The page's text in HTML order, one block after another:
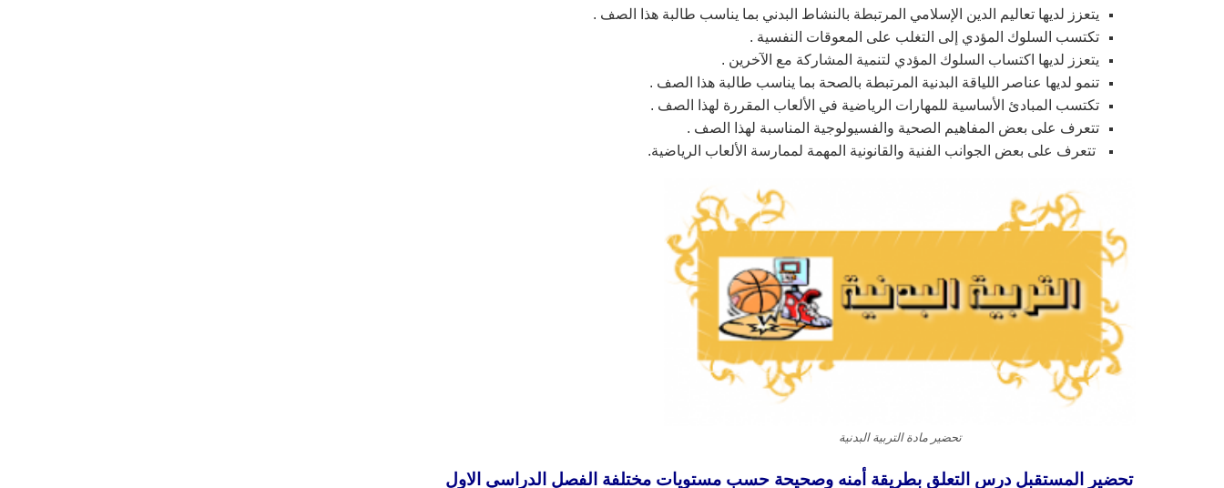
يتعزز لديها تعاليم الدين الإسلامي المرتبطة بالنشاط البدني بما يناسب طالبة هذا الصف .
تكتسب السلوك المؤدي إلى التغلب على المعوقات النفسية .
يتعزز لديها اكتساب السلوك المؤدي لتنمية المشاركة مع الآخرين .
تنمو لديها عناصر اللياقة البدنية المرتبطة بالصحة بما يناسب طالبة هذا الصف .
تكتسب المبادئ الأساسية للمهارات الرياضية في الألعاب المقررة لهذا الصف .
تتعرف على بعض المفاهيم الصحية والفسيولوجية المناسبة لهذا الصف .
تتعرف على بعض الجوانب الفنية والقانونية المهمة لممارسة الألعاب الرياضية.
تحضير مادة التربية البدنية
تحضير المستقبل درس التعلق بطريقة أمنه وصحيحة حسب مستويات مختلفة الفصل الدراسي الاول